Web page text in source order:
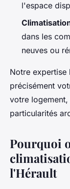
l'espace
dans les
neuves ou
Notre expertise
précisément
votre
particularités
Pourquoi
l'Hérault